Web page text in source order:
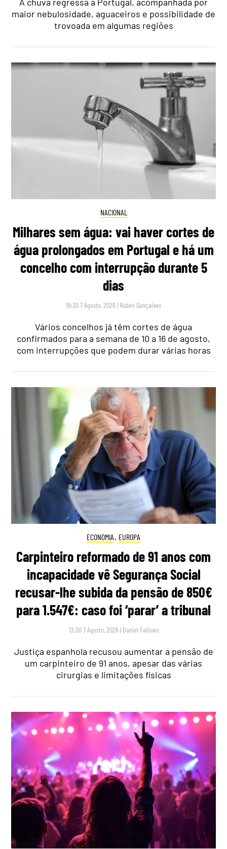
maior nebulosidade, aguaceiros e possibilidade de
trovoada em algumas regiões
NACIONAL
Milhares sem água: vai haver cortes de
água prolongados em Portugal e há um
concelho com interrupção durante 5
dias
18:30 7 Agosto, 2026 | Rubén Gonçalves
Vários concelhos já têm cortes de água
confirmados para a semana de 10 a 16 de agosto,
com interrupções que podem durar várias horas
ECONOMIA , EUROPA
Carpinteiro reformado de 91 anos com
incapacidade vê Segurança Social
recusar-lhe subida da pensão de 850€
para 1.547€: caso foi ‘parar’ a tribunal
12:30 7 Agosto, 2026 | Daniel Fallows
Justiça espanhola recusou aumentar a pensão de
um carpinteiro de 91 anos, apesar das várias
cirurgias e limitações físicas